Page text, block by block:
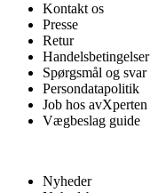
Kontakt os
Presse
Retur
Handelsbetingelser
Spørgsmål og svar
Persondatapolitik
Job hos avXperten
Vægbeslag guide
Nyheder